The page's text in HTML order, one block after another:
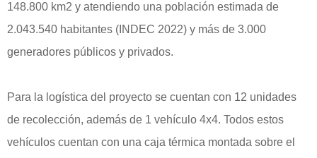
148.800 km2 y atendiendo una población estimada de
2.043.540 habitantes (INDEC 2022) y más de 3.000
generadores públicos y privados.
Para la logística del proyecto se cuentan con 12 unidades
de recolección, además de 1 vehículo 4x4. Todos estos
vehículos cuentan con una caja térmica montada sobre el